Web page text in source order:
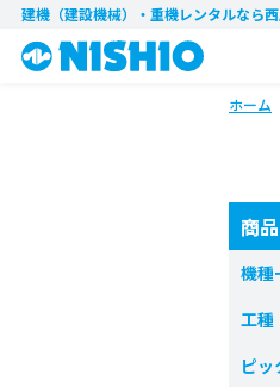
建機（建設機械）・重機レンタルなら
ホーム
商
機種
工種
ピ